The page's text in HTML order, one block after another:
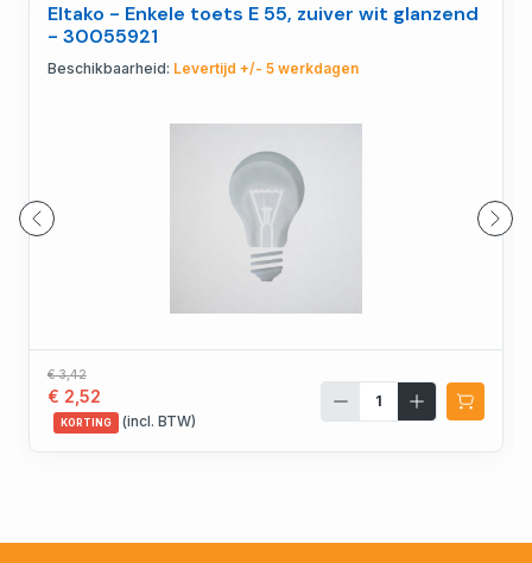
Eltako - Enkele toets E 55, zuiver wit glanzend
- 30055921
Beschikbaarheid: Levertijd +/- 5 werkdagen
€ 3,42
€ 2,52
KORTING (incl. BTW)